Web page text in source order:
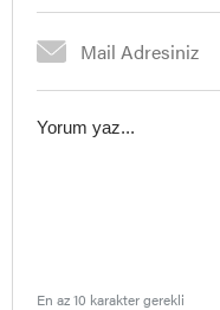
En az 10 karakter gerekli